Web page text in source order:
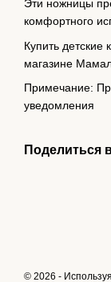
Эти ножницы
комфортного
Купить
магазине
Примечание:
уведомления
Поделиться
© 2026 -